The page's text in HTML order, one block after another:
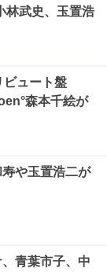
林武史、玉置浩
ュート盤
森本千絵が
や玉置浩二が
青葉市子、中